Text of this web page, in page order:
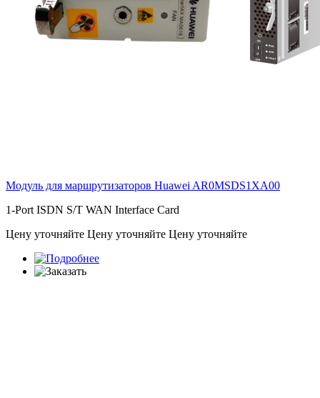
Модуль для маршрутизаторов Huawei AR0MSDS1XA00
1-Port ISDN S/T WAN Interface Card
Цену уточняйте Цену уточняйте Цену уточняйте